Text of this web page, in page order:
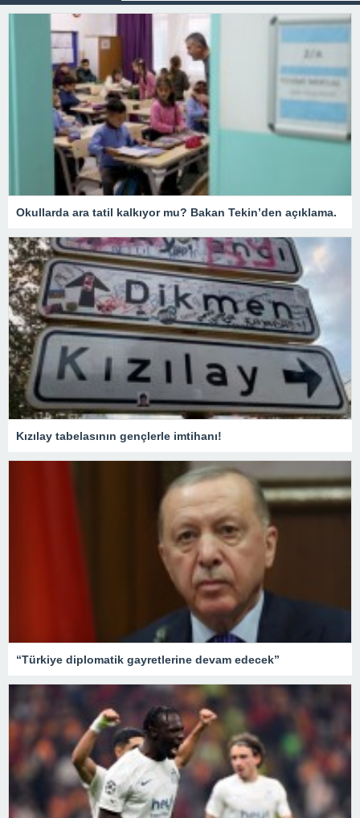
Okullarda ara tatil kalkıyor mu? Bakan Tekin’den açıklama.
Kızılay tabelasının gençlerle imtihanı!
“Türkiye diplomatik gayretlerine devam edecek”